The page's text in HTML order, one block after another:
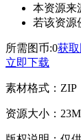
本资源来
若该资源
所需图币:0获
立即下载
素材格式： ZIP
资源大小： 23M